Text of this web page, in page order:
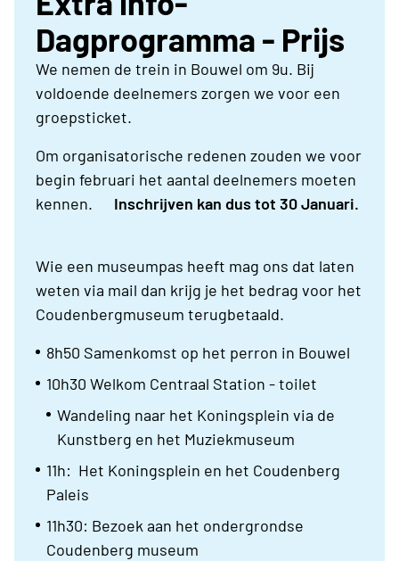
Dagprogramma - Prijs
We nemen de trein in Bouwel om 9u. Bij
voldoende deelnemers zorgen we voor een
groepsticket.
Om organisatorische redenen zouden we voor
begin februari het aantal deelnemers moeten
kennen. Inschrijven kan dus tot 30 Januari.
Wie een museumpas heeft mag ons dat laten
weten via mail dan krijg je het bedrag voor het
Coudenbergmuseum terugbetaald.
8h50 Samenkomst op het perron in Bouwel
10h30 Welkom Centraal Station - toilet
Wandeling naar het Koningsplein via de
Kunstberg en het Muziekmuseum
11h: Het Koningsplein en het Coudenberg
Paleis
11h30: Bezoek aan het ondergrondse
Coudenberg museum